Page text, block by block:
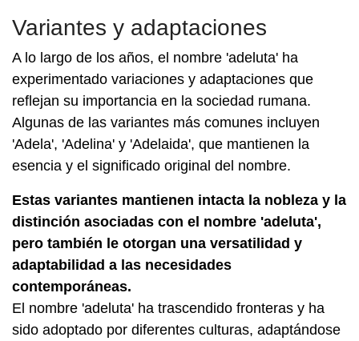
Variantes y adaptaciones
A lo largo de los años, el nombre 'adeluta' ha
experimentado variaciones y adaptaciones que
reflejan su importancia en la sociedad rumana.
Algunas de las variantes más comunes incluyen
'Adela', 'Adelina' y 'Adelaida', que mantienen la
esencia y el significado original del nombre.
Estas variantes mantienen intacta la nobleza y la
distinción asociadas con el nombre 'adeluta',
pero también le otorgan una versatilidad y
adaptabilidad a las necesidades
contemporáneas.
El nombre 'adeluta' ha trascendido fronteras y ha
sido adoptado por diferentes culturas, adaptándose